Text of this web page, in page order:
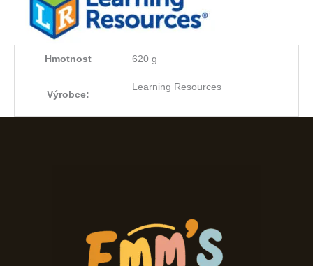
Hmotnost 620 g
Výrobce:
Learning Resources